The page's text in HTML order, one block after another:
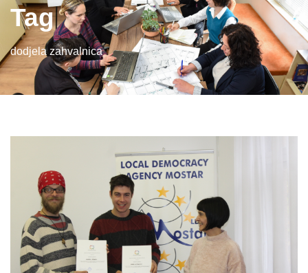
Tag
dodjela zahvalnica